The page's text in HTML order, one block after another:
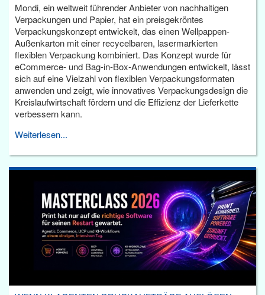
Mondi, ein weltweit führender Anbieter von nachhaltigen
Verpackungen und Papier, hat ein preisgekröntes
Verpackungskonzept entwickelt, das einen Wellpappen-
Außenkarton mit einer recycelbaren, lasermarkierten
flexiblen Verpackung kombiniert. Das Konzept wurde für
eCommerce- und Bag-in-Box-Anwendungen entwickelt, lässt
sich auf eine Vielzahl von flexiblen Verpackungsformaten
anwenden und zeigt, wie innovatives Verpackungsdesign die
Kreislaufwirtschaft fördern und die Effizienz der Lieferkette
verbessern kann.
Weiterlesen...